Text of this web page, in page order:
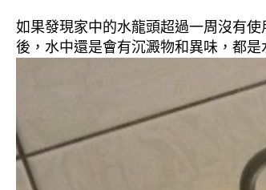
如果發現家中的水龍頭超過一周沒有
後，水中還是會有沉澱物和異味，都